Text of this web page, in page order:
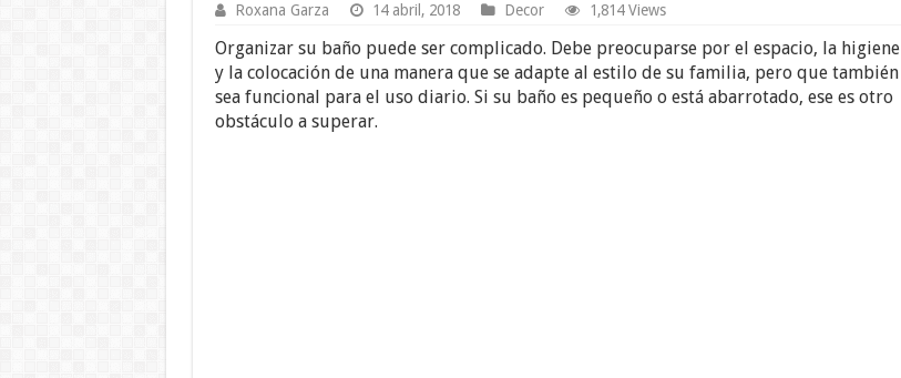
Roxana Garza 14 abril, 2018 Decor 1,814 Views
Organizar su baño puede ser complicado. Debe preocuparse por el espacio, la higiene
y la colocación de una manera que se adapte al estilo de su familia, pero que también
sea funcional para el uso diario. Si su baño es pequeño o está abarrotado, ese es otro
obstáculo a superar.